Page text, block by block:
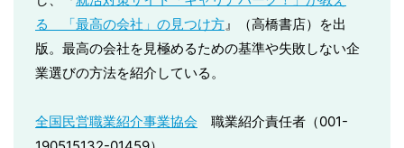
る 「最高の会社」の見つけ方』（高橋書店）を出
版。最高の会社を見極めるための基準や失敗しない企
業選びの方法を紹介している。
全国民営職業紹介事業協会 職業紹介責任者（001-